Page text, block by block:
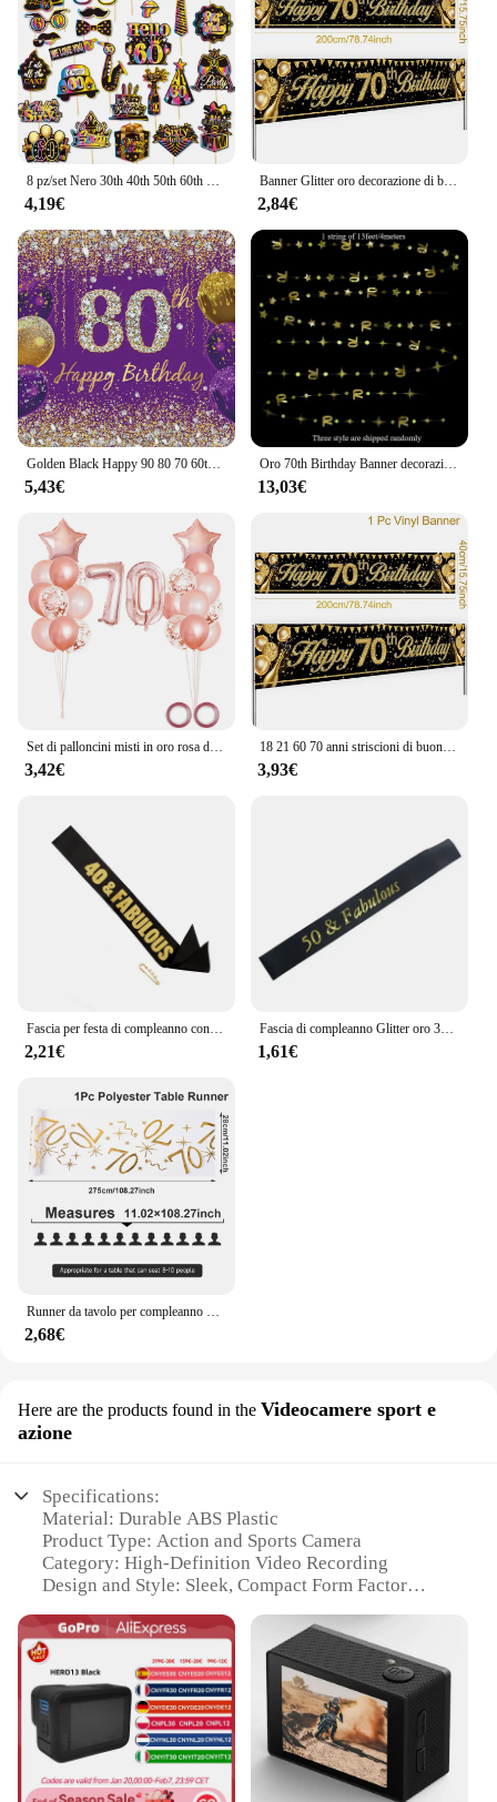
4,19€
Banner Glitter oro decorazione di buon compleanno 18 21 60 70 anni Banner festa di compleanno oro nero decorazione di compleanno
2,84€
5,43€
Oro 70th Birthday Banner decorazioni numero 70 Circle Dot Twinkle Star ghirlande fondale appeso per la festa di compleanno di 70 anni
13,03€
3,42€
18 21 60 70 anni striscioni di buon compleanno decorazioni per feste di compleanno forniture per feste di anniversario in oro nero per adulti puntelli per foto
3,93€
Fascia per festa di compleanno con Glitter dorati 30 40 50 60 70 e favolosa fascia in nastro di raso donna 30th 40th 50th 60th decorazione per feste di compleanno
2,21€
Fascia di compleanno Glitter oro 30 40 50 60 70 80 fascia di raso favolosa per il 30 ° 40 ° 50 ° 60 ° 70 ° 80 ° forniture per decorazioni per feste di compleanno
1,61€
Runner da tavolo per compleanno di 18 30 40 50 70 anni Decorazioni per feste di buon compleanno Bambini Adulti Forniture per feste di compleanno Bomboniera Baby Shower
2,68€
Here are the products found in the Videocamere sport e
azione
Specifications:
Material: Durable ABS Plastic
Product Type: Action and Sports Camera
Category: High-Definition Video Recording
Design and Style: Sleek, Compact Form Factor
Sports
Performance and Property: 4K Ultra HD Resolution,
16MP Photo Capability
Parts and Accessories: Includes Waterproof
Housing, Mounting Accessories
Features:
**Capture Every Moment in Stunning Detail**